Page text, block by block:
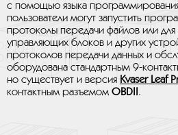
с помощью языка
пользователи могут запустить
протоколы передачи файлов или
управляющих блоков и других
протоколов передачи данных и
оборудована стандартным 9-
но существует и версия Kvaser Leaf
контактным разъемом OBDII .